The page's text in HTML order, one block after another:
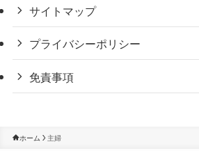
サイトマップ
プライバシーポリシー
免責事項
ホーム 主婦